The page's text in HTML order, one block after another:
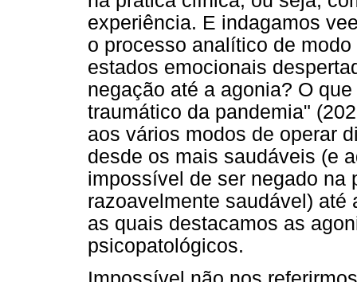
experiência. E indagamos
o processo analítico de
estados emocionais
negação até a agonia? O
traumático da pandemia"
aos vários modos de operar
desde os mais saudáveis (e
impossível de ser negado na
razoavelmente saudável)
as quais destacamos as
psicopatológicos.